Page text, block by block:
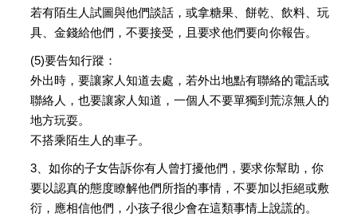
若有陌生人試圖與他們談話，或拿糖果、餅乾、飲料、玩
具、金錢給他們，不要接受，且要求他們要向你報告。
(5)要告知行蹤：
外出時，要讓家人知道去處，若外出地點有聯絡的電話或
聯絡人，也要讓家人知道，一個人不要單獨到荒涼無人的
地方玩耍。
不搭乘陌生人的車子。
3、如你的子女告訴你有人曾打擾他們，要求你幫助，你
要以認真的態度瞭解他們所指的事情，不要加以拒絕或敷
衍，應相信他們，小孩子很少會在這類事情上說謊的。